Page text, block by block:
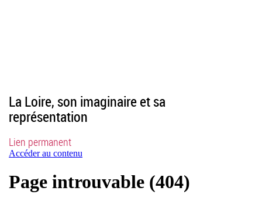
La Loire, son imaginaire et sa
représentation
Lien permanent